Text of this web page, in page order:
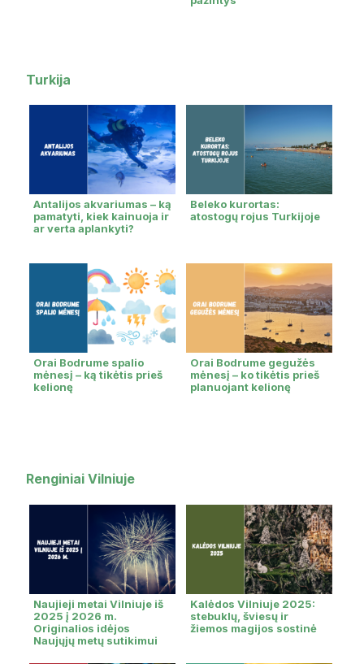
Turkija
Antalijos akvariumas – ką
pamatyti, kiek kainuoja ir
ar verta aplankyti?
Beleko kurortas:
atostogų rojus Turkijoje
Orai Bodrume spalio
mėnesį – ką tikėtis prieš
kelionę
Orai Bodrume gegužės
mėnesį – ko tikėtis prieš
planuojant kelionę
Renginiai Vilniuje
Naujieji metai Vilniuje iš
2025 į 2026 m.
Originalios idėjos
Naujųjų metų sutikimui
Kalėdos Vilniuje 2025:
stebuklų, šviesų ir
žiemos magijos sostinė